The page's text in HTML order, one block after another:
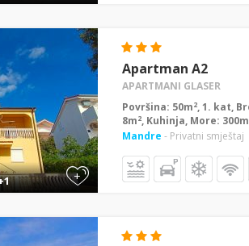
+
Apartman A2
APARTMANI GLASER
Površina: 50m2, 1. kat,
8m2, Kuhinja, More: 300m
Mandre - Privatni smještaj